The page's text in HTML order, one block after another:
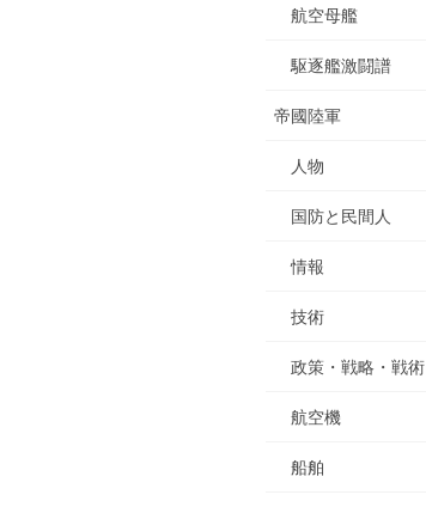
航空母艦
駆逐艦激闘譜
帝國陸軍
人物
国防と民間人
情報
技術
政策・戦略・戦術
航空機
船舶